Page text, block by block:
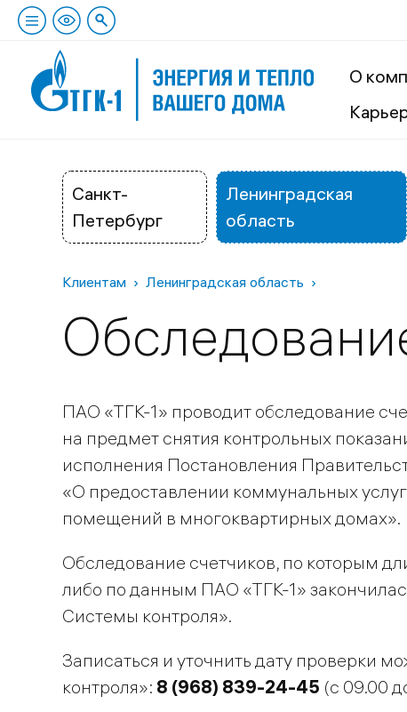
О
Санкт-
Петербург
Ленинградская
область
Клиентам Ленинградская область
ПАО «ТГК-1» проводит обследование
на предмет снятия контрольных
исполнения Постановления
«О предоставлении коммунальных
помещений в многоквартирных домах».
Обследование счетчиков, по которым
либо по данным ПАО «ТГК-1»
Системы контроля».
Записаться и уточнить дату проверки
контроля»: 8 (968) 839-24-45 (с 09.00